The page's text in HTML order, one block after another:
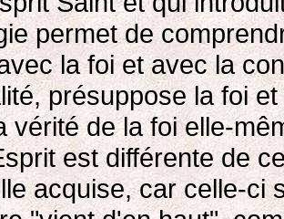
permet de
la foi et avec la
présuppose la foi
vérité de la foi elle-
est différente de
acquise, car celle-ci